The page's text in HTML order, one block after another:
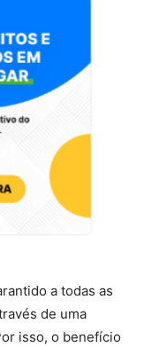
a todas as
de uma
isso, o benefício